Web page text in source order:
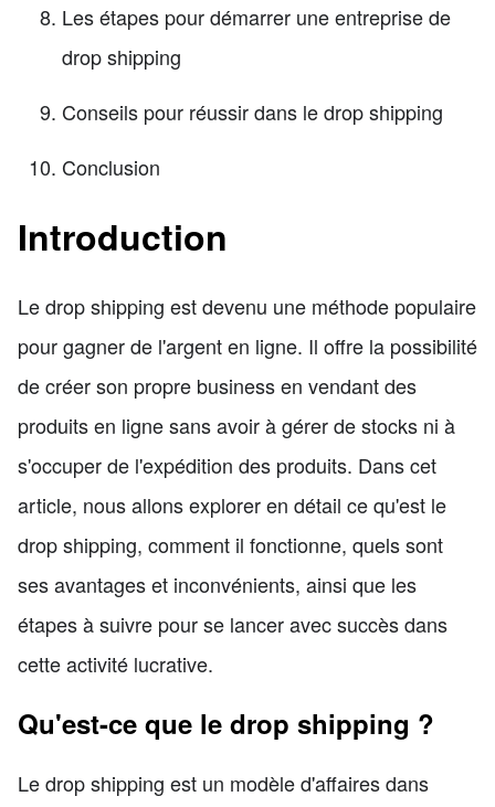
Les étapes pour démarrer une entreprise de
drop shipping
Conseils pour réussir dans le drop shipping
Conclusion
Introduction
Le drop shipping est devenu une méthode populaire
pour gagner de l'argent en ligne. Il offre la possibilité
de créer son propre business en vendant des
produits en ligne sans avoir à gérer de stocks ni à
s'occuper de l'expédition des produits. Dans cet
article, nous allons explorer en détail ce qu'est le
drop shipping, comment il fonctionne, quels sont
ses avantages et inconvénients, ainsi que les
étapes à suivre pour se lancer avec succès dans
cette activité lucrative.
Qu'est-ce que le drop shipping ?
Le drop shipping est un modèle d'affaires dans